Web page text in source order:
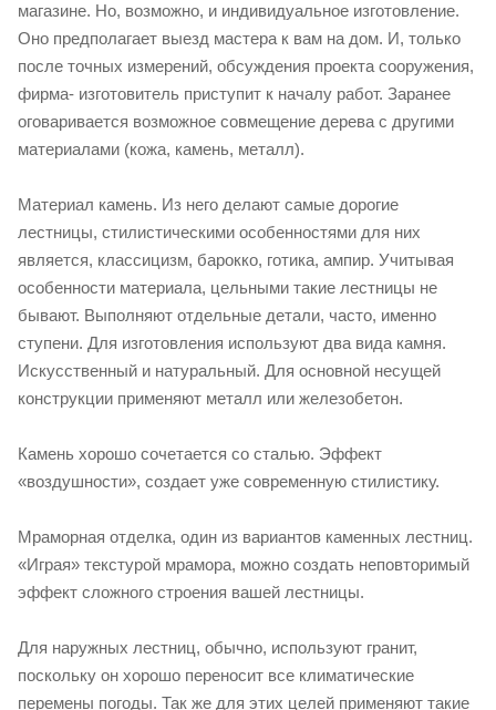
магазине. Но, возможно, и индивидуальное изготовление.
Оно предполагает выезд мастера к вам на дом. И, только
после точных измерений, обсуждения проекта сооружения,
фирма- изготовитель приступит к началу работ. Заранее
оговаривается возможное совмещение дерева с другими
материалами (кожа, камень, металл).
Материал камень. Из него делают самые дорогие
лестницы, стилистическими особенностями для них
является, классицизм, барокко, готика, ампир. Учитывая
особенности материала, цельными такие лестницы не
бывают. Выполняют отдельные детали, часто, именно
ступени. Для изготовления используют два вида камня.
Искусственный и натуральный. Для основной несущей
конструкции применяют металл или железобетон.
Камень хорошо сочетается со сталью. Эффект
«воздушности», создает уже современную стилистику.
Мраморная отделка, один из вариантов каменных лестниц.
«Играя» текстурой мрамора, можно создать неповторимый
эффект сложного строения вашей лестницы.
Для наружных лестниц, обычно, используют гранит,
поскольку он хорошо переносит все климатические
перемены погоды. Так же для этих целей применяют такие